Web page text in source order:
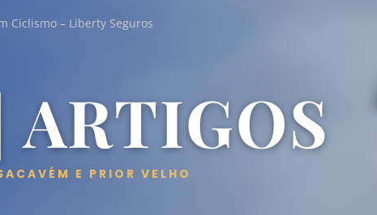
Ciclismo – Liberty Seguros
ARTIGOS
E PRIOR VELHO